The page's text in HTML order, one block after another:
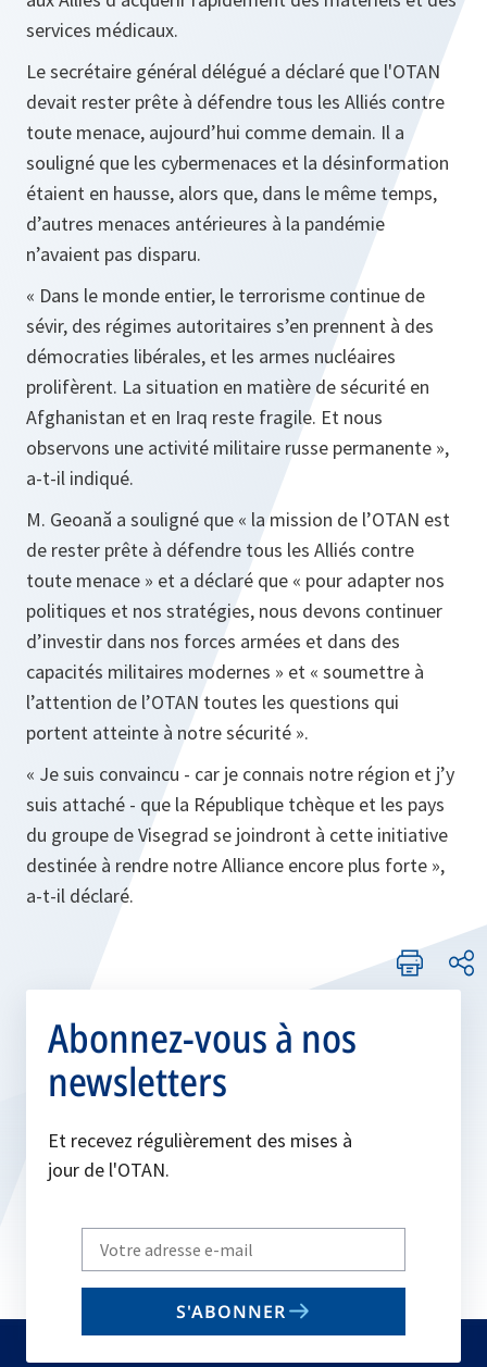
services médicaux.
Le secrétaire général délégué a déclaré que l'OTAN
devait rester prête à défendre tous les Alliés contre
toute menace, aujourd’hui comme demain. Il a
souligné que les cybermenaces et la désinformation
étaient en hausse, alors que, dans le même temps,
d’autres menaces antérieures à la pandémie
n’avaient pas disparu.
« Dans le monde entier, le terrorisme continue de
sévir, des régimes autoritaires s’en prennent à des
démocraties libérales, et les armes nucléaires
prolifèrent. La situation en matière de sécurité en
Afghanistan et en Iraq reste fragile. Et nous
observons une activité militaire russe permanente »,
a-t-il indiqué.
M. Geoană a souligné que « la mission de l’OTAN est
de rester prête à défendre tous les Alliés contre
toute menace » et a déclaré que « pour adapter nos
politiques et nos stratégies, nous devons continuer
d’investir dans nos forces armées et dans des
capacités militaires modernes » et « soumettre à
l’attention de l’OTAN toutes les questions qui
portent atteinte à notre sécurité ».
« Je suis convaincu - car je connais notre région et j’y
suis attaché - que la République tchèque et les pays
du groupe de Visegrad se joindront à cette initiative
destinée à rendre notre Alliance encore plus forte »,
a-t-il déclaré.
Abonnez-vous à nos
newsletters
Et recevez régulièrement des mises à
jour de l'OTAN.
Write
your
email
S'ABONNER